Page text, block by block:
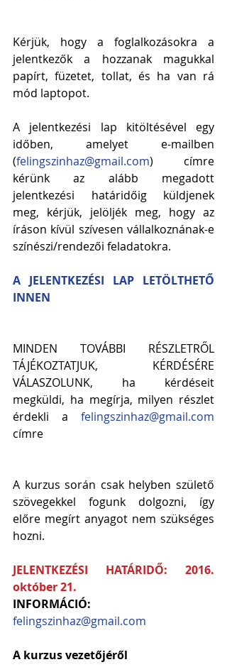
Kérjük, hogy a foglalkozásokra a
jelentkezők a hozzanak magukkal
papírt, füzetet, tollat, és ha van rá
mód laptopot.
A jelentkezési lap kitöltésével egy
időben, amelyet e-mailben
(felingszinhaz@gmail.com) címre
kérünk az alább megadott
jelentkezési határidőig küldjenek
meg, kérjük, jelöljék meg, hogy az
íráson kívül szívesen vállalkoznának-e
színészi/rendezői feladatokra.
A JELENTKEZÉSI LAP LETÖLTHETŐ
INNEN
MINDEN TOVÁBBI RÉSZLETRŐL
TÁJÉKOZTATJUK, KÉRDÉSÉRE
VÁLASZOLUNK, ha kérdéseit
megküldi, ha megírja, milyen részlet
érdekli a felingszinhaz@gmail.com
címre
A kurzus során csak helyben születő
szövegekkel fogunk dolgozni, így
előre megírt anyagot nem szükséges
hozni.
JELENTKEZÉSI HATÁRIDŐ: 2016.
október 21.
INFORMÁCIÓ:
felingszinhaz@gmail.com
A kurzus vezetőjéről